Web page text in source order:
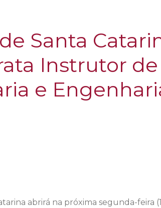
Santa
Instrutor
e
abrirá na próxima segunda-feira